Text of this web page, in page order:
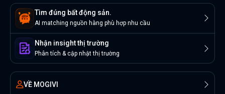
Tìm đúng bất động sản.
AI matching nguồn hàng phù hợp nhu cầu
Nhận insight thị trường
Phân tích & cập nhật thị trường
VỀ MOGIVI